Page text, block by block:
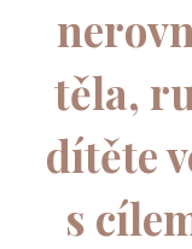
těla,
dítěte
s